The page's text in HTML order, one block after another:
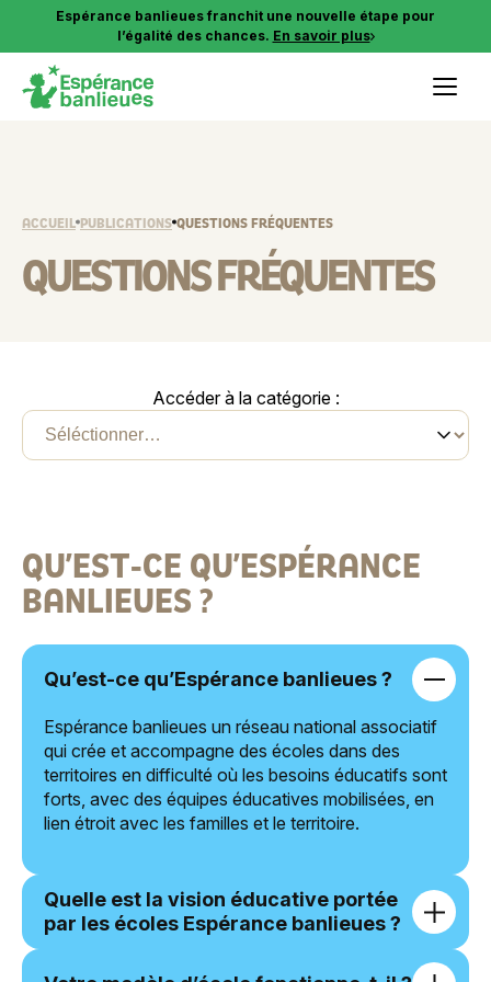
contenu
Espérance banlieues franchit une nouvelle étape pour
l’égalité des chances. En savoir plus
ACCUEIL PUBLICATIONS QUESTIONS FRÉQUENTES
QUESTIONS FRÉQUENTES
Accéder à la catégorie :
QU’EST-CE QU’ESPÉRANCE
BANLIEUES ?
Qu’est-ce qu’Espérance banlieues ?
Espérance banlieues un réseau national associatif
qui crée et accompagne des écoles dans des
territoires en difficulté où les besoins éducatifs sont
forts, avec des équipes éducatives mobilisées, en
lien étroit avec les familles et le territoire.
Quelle est la vision éducative portée
par les écoles Espérance banlieues ?